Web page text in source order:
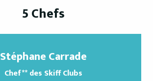
5 Chefs
Stéphane Carrade
Chef** des Skiff Clubs